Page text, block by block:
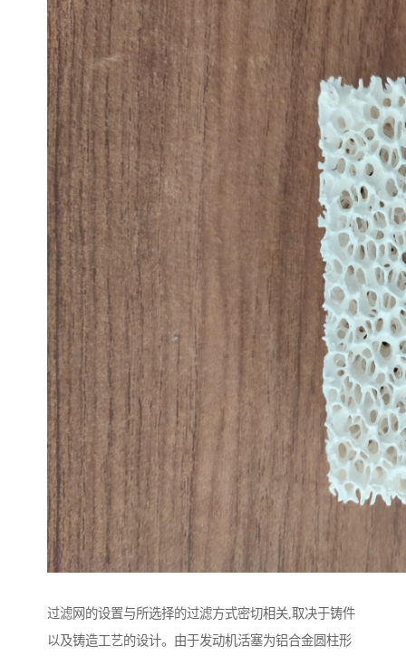
过滤网的设置与所选择的过滤方式密切相关,取决于铸件
以及铸造工艺的设计。由于发动机活塞为铝合金圆柱形